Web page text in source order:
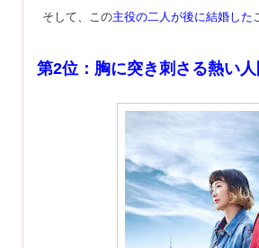
そして、この主役の二人が後に結婚した
第2位：胸に突き刺さる熱い人